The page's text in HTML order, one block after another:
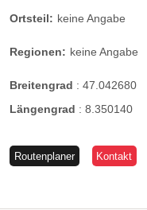
Ortsteil: keine Angabe
Regionen: keine Angabe
Breitengrad : 47.042680
Längengrad : 8.350140
Routenplaner Kontakt